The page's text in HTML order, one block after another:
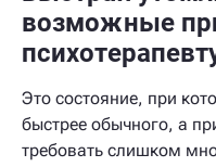
возможные
Это состояние, при
быстрее обычного, а
требовать слишком